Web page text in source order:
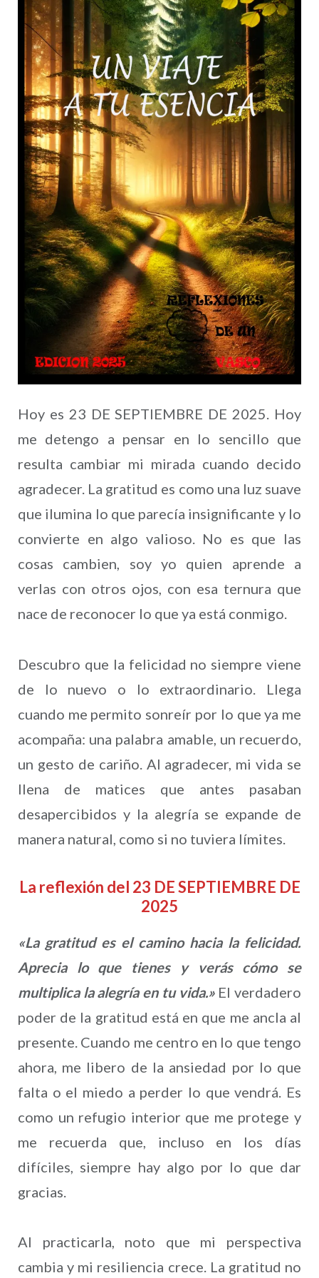
Hoy es 23 DE SEPTIEMBRE DE 2025. Hoy
me detengo a pensar en lo sencillo que
resulta cambiar mi mirada cuando decido
agradecer. La gratitud es como una luz suave
que ilumina lo que parecía insignificante y lo
convierte en algo valioso. No es que las
cosas cambien, soy yo quien aprende a
verlas con otros ojos, con esa ternura que
nace de reconocer lo que ya está conmigo.
Descubro que la felicidad no siempre viene
de lo nuevo o lo extraordinario. Llega
cuando me permito sonreír por lo que ya me
acompaña: una palabra amable, un recuerdo,
un gesto de cariño. Al agradecer, mi vida se
llena de matices que antes pasaban
desapercibidos y la alegría se expande de
manera natural, como si no tuviera límites.
La reflexión del 23 DE SEPTIEMBRE DE
2025
«La gratitud es el camino hacia la felicidad.
Aprecia lo que tienes y verás cómo se
multiplica la alegría en tu vida.»El verdadero
poder de la gratitud está en que me ancla al
presente. Cuando me centro en lo que tengo
ahora, me libero de la ansiedad por lo que
falta o el miedo a perder lo que vendrá. Es
como un refugio interior que me protege y
me recuerda que, incluso en los días
difíciles, siempre hay algo por lo que dar
gracias.
Al practicarla, noto que mi perspectiva
cambia y mi resiliencia crece. La gratitud no